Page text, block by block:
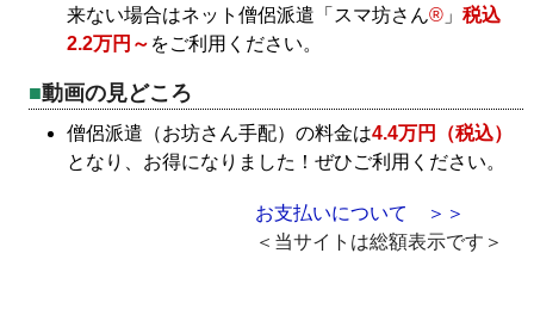
来ない場合はネット僧侶派遣「スマ坊さん® 」税込
2.2万円～ をご利用ください。
動画の見どころ
僧侶派遣（お坊さん手配）の料金は4.4万円（税込）
となり、お得になりました！ぜひご利用ください。
お支払いについて ＞＞
＜当サイトは総額表示です＞